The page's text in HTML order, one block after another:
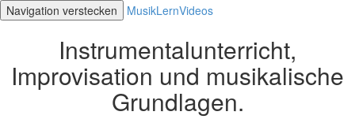
Navigation verstecken MusikLernVideos
Instrumentalunterricht,
Improvisation und musikalische
Grundlagen.